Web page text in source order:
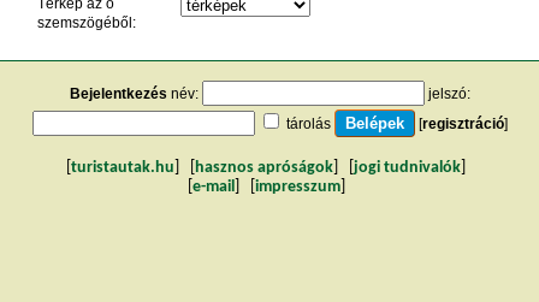
szemszögéből:
Bejelentkezés név:
jelszó:
tárolás
[regisztráció]
turistautak.hu hasznos apróságok jogi tudnivalók
e-mail impresszum]